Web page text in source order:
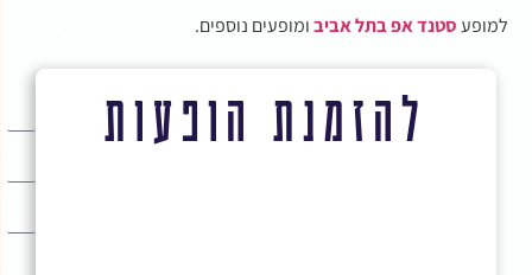
למופעסטנד אפ בתל אביבומופעים נוספים.
להזמנת הופעות